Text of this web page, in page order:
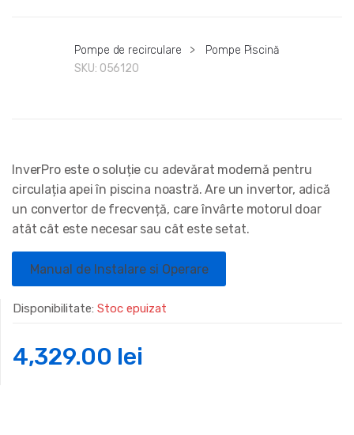
Pompe de recirculare >
Pompe Piscină
SKU: 056120
InverPro este o soluție cu adevărat modernă pentru
circulația apei în piscina noastră. Are un invertor, adică
un convertor de frecvență, care învârte motorul doar
atât cât este necesar sau cât este setat.
Manual de Instalare si Operare
Disponibilitate: Stoc epuizat
4,329.00 lei